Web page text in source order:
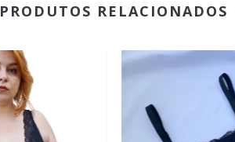
PRODUTOS RELACIONADOS